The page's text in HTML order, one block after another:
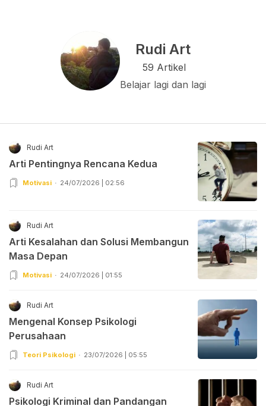
Rudi Art
59 Artikel
Belajar lagi dan lagi
Rudi Art
Arti Pentingnya Rencana Kedua
Motivasi 24/07/2026 | 02:56
Rudi Art
Arti Kesalahan dan Solusi Membangun
Masa Depan
Motivasi 24/07/2026 | 01:55
Rudi Art
Mengenal Konsep Psikologi
Perusahaan
Teori Psikologi 23/07/2026 | 05:55
Rudi Art
Psikologi Kriminal dan Pandangan